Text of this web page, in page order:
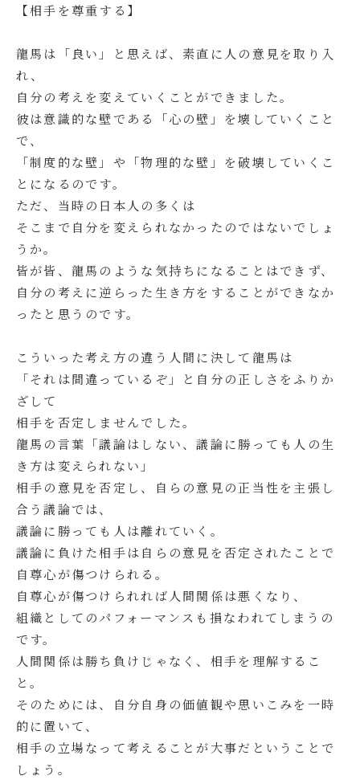
【相手を尊重する】
龍馬は「良い」と思えば、素直に人の意見を取り入
れ、
自分の考えを変えていくことができました。
彼は意識的な壁である「心の壁」を壊していくこと
で、
「制度的な壁」や「物理的な壁」を破壊していくこ
とになるのです。
ただ、当時の日本人の多くは
そこまで自分を変えられなかったのではないでしょ
うか。
皆が皆、龍馬のような気持ちになることはできず、
自分の考えに逆らった生き方をすることができなか
ったと思うのです。
こういった考え方の違う人間に決して龍馬は
「それは間違っているぞ」と自分の正しさをふりか
ざして
相手を否定しませんでした。
龍馬の言葉「議論はしない、議論に勝っても人の生
き方は変えられない」
相手の意見を否定し、自らの意見の正当性を主張し
合う議論では、
議論に勝っても人は離れていく。
議論に負けた相手は自らの意見を否定されたことで
自尊心が傷つけられる。
自尊心が傷つけられれば人間関係は悪くなり、
組織としてのパフォーマンスも損なわれてしまうの
です。
人間関係は勝ち負けじゃなく、相手を理解するこ
と。
そのためには、自分自身の価値観や思いこみを一時
的に置いて、
相手の立場なって考えることが大事だということで
しょう。